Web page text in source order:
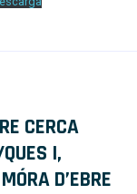
CERCA
I,
D’EBRE